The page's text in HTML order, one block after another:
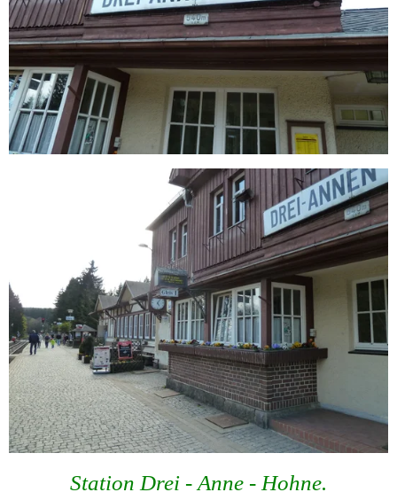
Station Drei - Anne - Hohne.